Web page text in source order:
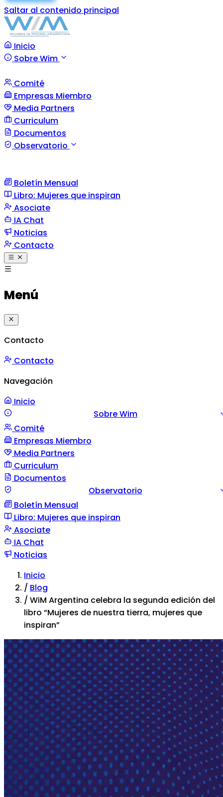
Saltar al contenido principal
Inicio
Sobre Wim
Comité
Empresas Miembro
Media Partners
Curriculum
Documentos
Observatorio
Boletín Mensual
Libro: Mujeres que inspiran
Asociate
IA Chat
Noticias
Contacto
Menú
Contacto
Contacto
Navegación
Inicio
Sobre Wim
Misión y Valores
Comité
Empresas Miembro
Media Partners
Curriculum
Documentos
Observatorio
Guía documentoComunicación de situación
violencia
Boletín Mensual
Libro: Mujeres que inspiran
Asociate
IA Chat
Noticias
Inicio
/ Blog
/ WiM Argentina celebra la segunda edición del
libro “Mujeres de nuestra tierra, mujeres que
inspiran”